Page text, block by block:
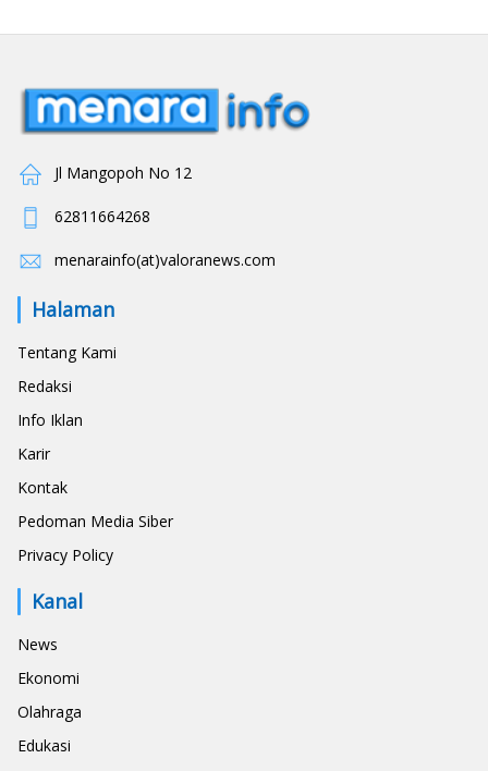
Jl Mangopoh No 12
62811664268
menarainfo(at)valoranews.com
Halaman
Tentang Kami
Redaksi
Info Iklan
Karir
Kontak
Pedoman Media Siber
Privacy Policy
Kanal
News
Ekonomi
Olahraga
Edukasi